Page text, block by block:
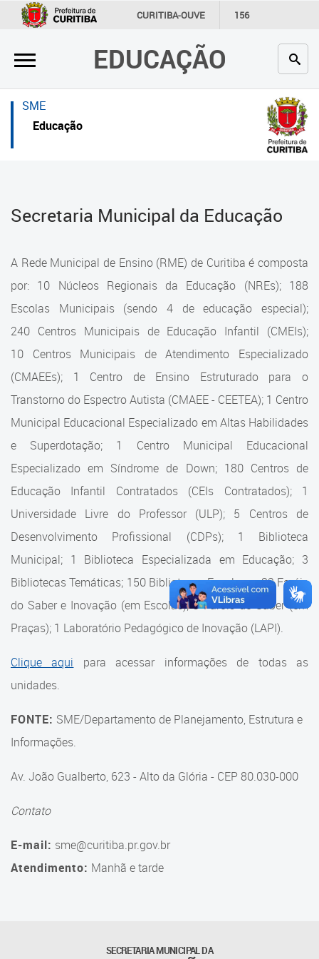
CURITIBA-OUVE 156
INFORMAÇÃO SECRETARIAS
EDUCAÇÃO
×
Inicial
Secretaria
Profissionais da educação
Contato
úteis
Portal da Prefeitura de Curitiba
Cadastramento Escolar
Cadastro Online
Portal ICS Instituto Curitiba de
Portal Aprendere
Portal do Servidor
×
Inicial
Inicial
Secretaria
Crianças e estudantes
Contato
Estrutura da Secretaria
Estrutura da Secretaria
Superintendência Executiva
Departamento de Logística
Departamento de Logística
Gerência de Almoxarifado
Gerência de Aquisição e
Gestão Contratual de
Serviços
Gerência de Contratos
Gerência de Limpeza e
Suporte aos Contratos
Gerência de Segurança
Gerência de Transporte
Gerência de Transporte para
a Educação Especial - SITES
Tecnologia
SME
Educação
Secretaria Municipal da Educação
A Rede Municipal de Ensino (RME) de Curitiba é composta
por: 10 Núcleos Regionais da Educação (NREs); 188
Escolas Municipais (sendo 4 de educação especial);
240 Centros Municipais de Educação Infantil (CMEIs);
10 Centros Municipais de Atendimento Especializado
(CMAEEs); 1 Centro de Ensino Estruturado para o
Transtorno do Espectro Autista (CMAEE - CEETEA); 1 Centro
Municipal Educacional Especializado em Altas Habilidades
e Superdotação; 1 Centro Municipal Educacional
Especializado em Síndrome de Down; 180 Centros de
Educação Infantil Contratados (CEIs Contratados); 1
Universidade Livre do Professor (ULP); 5 Centros de
Desenvolvimento Profissional (CDPs); 1 Biblioteca
Municipal; 1 Biblioteca Especializada em Educação; 3
Bibliotecas Temáticas; 150 Bibliotecas Escolares; 32 Faróis
do Saber e Inovação (em Escolas); 9 Faróis do Saber (em
Praças); 1 Laboratório Pedagógico de Inovação (LAPI).
Clique aqui para acessar informações de todas as
unidades.
FONTE: SME/Departamento de Planejamento, Estrutura e
Informações.
Av. João Gualberto, 623 - Alto da Glória - CEP 80.030-000
Contato
E-mail: sme@curitiba.pr.gov.br
Atendimento: Manhã e tarde
SECRETARIA MUNICIPAL DA